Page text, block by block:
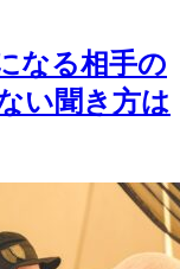
なる相手の
い聞き方は